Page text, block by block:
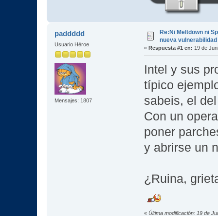
paddddd
Usuario Héroe
Mensajes: 1807
Re:Ni Meltdown ni
nueva
« Respuesta #1 en: 19 de
Intel y sus
típico
sabeis, el
Con un
poner
y abrirse un
¿Ruina,
« Última modificación: 19 de